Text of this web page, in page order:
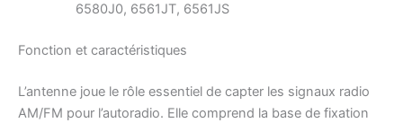
6580J0, 6561JT, 6561JS
Fonction et caractéristiques
L’antenne joue le rôle essentiel de capter les signaux radio
AM/FM pour l’autoradio. Elle comprend la base de fixation